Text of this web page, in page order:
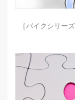
［バイクシリー